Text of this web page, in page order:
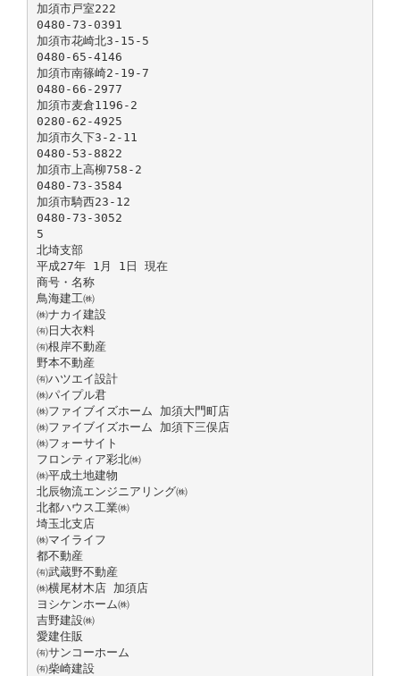
加須市戸室222
0480-73-0391
加須市花崎北3-15-5
0480-65-4146
加須市南篠崎2-19-7
0480-66-2977
加須市麦倉1196-2
0280-62-4925
加須市久下3-2-11
0480-53-8822
加須市上高柳758-2
0480-73-3584
加須市騎西23-12
0480-73-3052
5
北埼支部
平成27年 1月 1日 現在
商号・名称
鳥海建工㈱
㈱ナカイ建設
㈲日大衣料
㈲根岸不動産
野本不動産
㈲ハツエイ設計
㈱パイプル君
㈱ファイブイズホーム 加須大門町店
㈱ファイブイズホーム 加須下三俣店
㈱フォーサイト
フロンティア彩北㈱
㈱平成土地建物
北辰物流エンジニアリング㈱
北都ハウス工業㈱
埼玉北支店
㈱マイライフ
都不動産
㈲武蔵野不動産
㈱横尾材木店 加須店
ヨシケンホーム㈱
吉野建設㈱
愛建住販
㈲サンコーホーム
㈲柴崎建設